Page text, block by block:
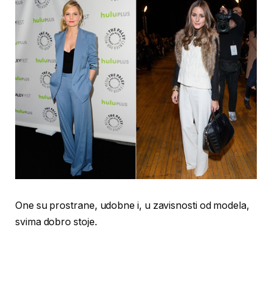
One su prostrane, udobne i, u zavisnosti od modela,
svima dobro stoje.